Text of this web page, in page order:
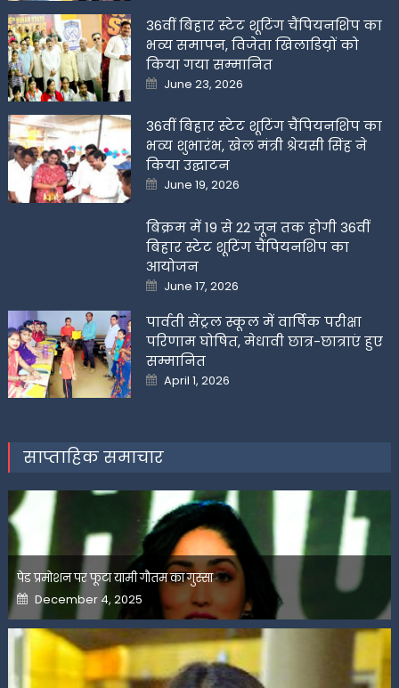
36वीं बिहार स्टेट शूटिंग चैंपियनशिप का
भव्य समापन, विजेता खिलाडिय़ों को
किया गया सम्मानित
Posted
on
June 23, 2026
36वीं बिहार स्टेट शूटिंग चैंपियनशिप का
भव्य शुभारंभ, खेल मंत्री श्रेयसी सिंह ने
किया उद्घाटन
Posted
on
June 19, 2026
बिक्रम में 19 से 22 जून तक होगी 36वीं
बिहार स्टेट शूटिंग चैंपियनशिप का
आयोजन
Posted
on
June 17, 2026
पार्वती सेंट्रल स्कूल में वार्षिक परीक्षा
परिणाम घोषित, मेधावी छात्र-छात्राएं हुए
सम्मानित
Posted
on
April 1, 2026
साप्ताहिक समाचार
पेड प्रमोशन पर फूटा यामी गौतम का गुस्सा
Posted
on
December 4, 2025